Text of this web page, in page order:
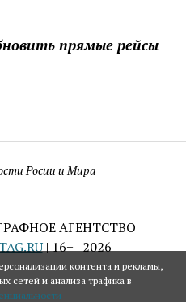
прямые рейсы
Росии и Мира
АГЕНТСТВО
| 16+ | 2026
контента и рекламы,
сетей и анализа трафика в